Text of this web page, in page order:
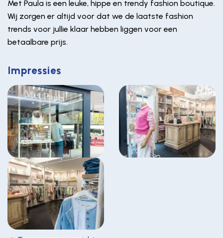
Met Paula is een leuke, hippe en trendy fashion boutique.
Wij zorgen er altijd voor dat we de laatste fashion
trends voor jullie klaar hebben liggen voor een
betaalbare prijs.
Impressies